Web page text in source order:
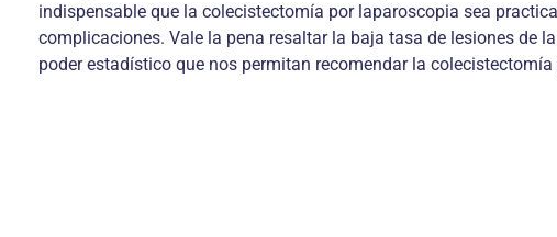
indispensable que la colecistectomía por laparoscopia sea
complicaciones. Vale la pena resaltar la baja tasa de lesiones de
poder estadístico que nos permitan recomendar la